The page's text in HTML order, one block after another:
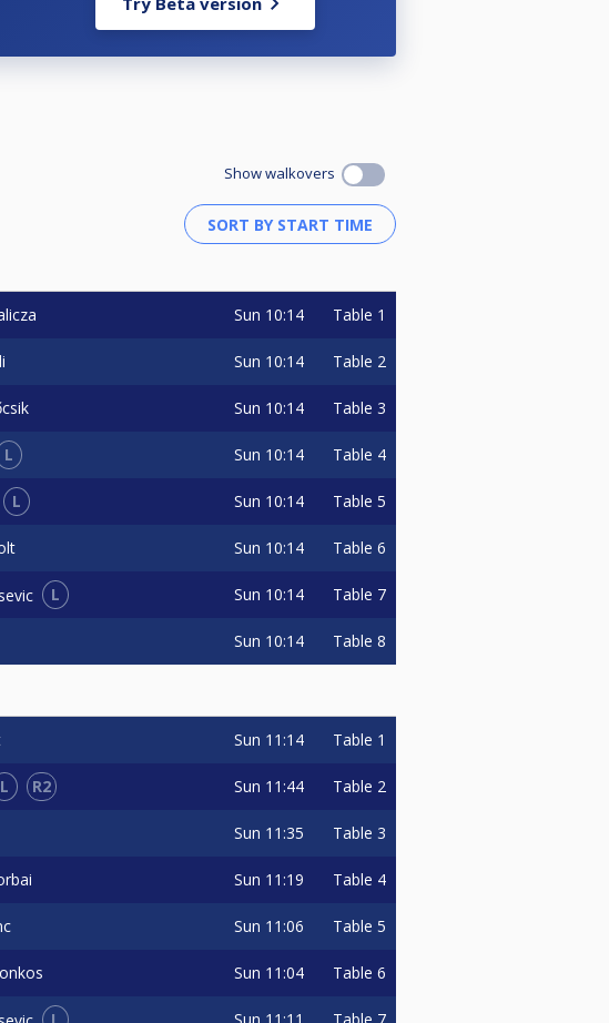
nevezési díját, ami 500.- HUF. Ahogy
próbálhatja megnyerni a Jackpotot. A
golyó parti végén történő belökésével a
az SZBSE által felajánlott 50.000.-
Show walkovers
Sun 10:14 Table 1
Sun 10:14 Table 2
Sun 10:14 Table 3
L Sun 10:14 Table 4
L Sun 10:14 Table 5
Sun 10:14 Table 6
L Sun 10:14 Table 7
Sun 10:14 Table 8
Sun 11:14 Table 1
L R2 Sun 11:44 Table 2
Sun 11:35 Table 3
Sun 11:19 Table 4
Sun 11:06 Table 5
Sun 11:04 Table 6